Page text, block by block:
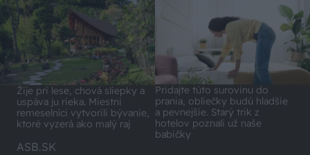
Žije pri lese, chová sliepky a
uspáva ju rieka. Miestni
remeselníci vytvorili bývanie,
ktoré vyzerá ako malý raj
Pridajte túto surovinu do
prania, obliečky budú hladšie
a pevnejšie. Starý trik z
hotelov poznali už naše
babičky
ASB.SK